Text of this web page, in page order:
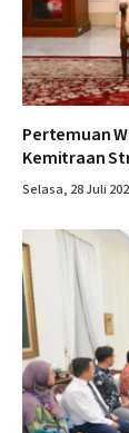
Pertemuan
Kemitraan
Selasa, 28 Juli